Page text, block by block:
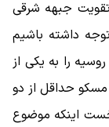
جبهه شرقی
داشته باشیم
را به یکی از
حداقل از دو
اینکه موضوع